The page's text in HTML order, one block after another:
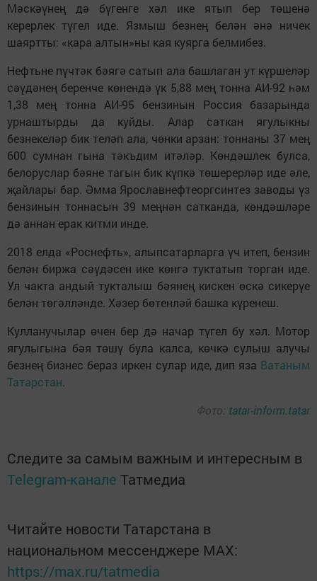
Мәскәүнең дә бүгенге хәл ике ятып бер төшенә
керерлек түгел иде. Язмыш безнең белән әнә ничек
шаяртты: «кара алтын»ны кая куярга белмибез.
Нефтьне пүчтәк бәягә сатып ала башлаган ут күршеләр
сәүдәнең беренче көнендә үк 5,88 мең тонна АИ-92 һәм
1,38 мең тонна АИ-95 бензинын Россия базарында
урнаш­тырды да куйды. Алар саткан ягулыкны
безнекеләр бик теләп ала, чөнки арзан: тоннаны 37 мең
600 сумнан гына тәкъдим итәләр. Көндәшлек булса,
белоруслар бәяне тагын бик күпкә төшерерләр иде әле,
җайлары бар. Әмма Ярославнефтеоргсинтез заводы үз
бензинын тоннасын 39 меңнән сатканда, көндәшләре
дә аннан ерак китми инде.
2018 елда «Роснефть», алыпсатарларга үч итеп, бензин
белән биржа сәүдәсен ике көнгә туктатып торган иде.
Ул чакта андый тукталыш бәянең кискен өскә сикерүе
белән төгәлләнде. Хәзер бөтенләй башка күренеш.
Кулланучылар өчен бер дә начар түгел бу хәл. Мотор
ягулыгына бәя төшү була калса, көчкә сулыш алучы
безнең бизнес бераз иркен сулар иде, дип яза Ватаным
Татарстан.
Фото: tatar-inform.tatar
Следите за самым важным и интересным в
Telegram-канале Татмедиа
Читайте новости Татарстана в
национальном мессенджере MАХ:
https://max.ru/tatmedia